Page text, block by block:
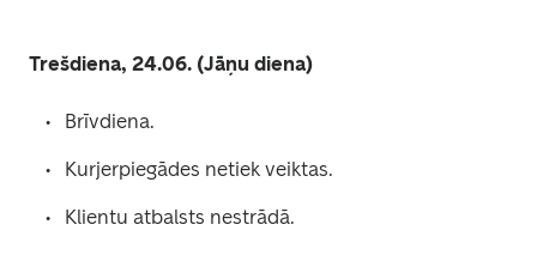
Trešdiena, 24.06. (Jāņu diena)
Brīvdiena.
Kurjerpiegādes netiek veiktas.
Klientu atbalsts nestrādā.